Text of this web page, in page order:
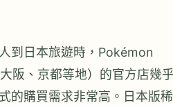
到日本旅遊時，Pokémon
阪、京都等地）的官方店幾
的購買需求非常高。日本版稀